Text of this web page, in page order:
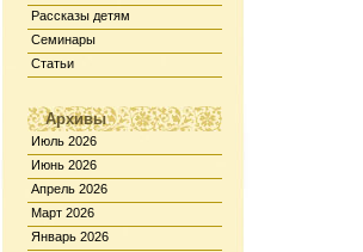
Рассказы детям
Семинары
Статьи
Архивы
Июль 2026
Июнь 2026
Апрель 2026
Март 2026
Январь 2026